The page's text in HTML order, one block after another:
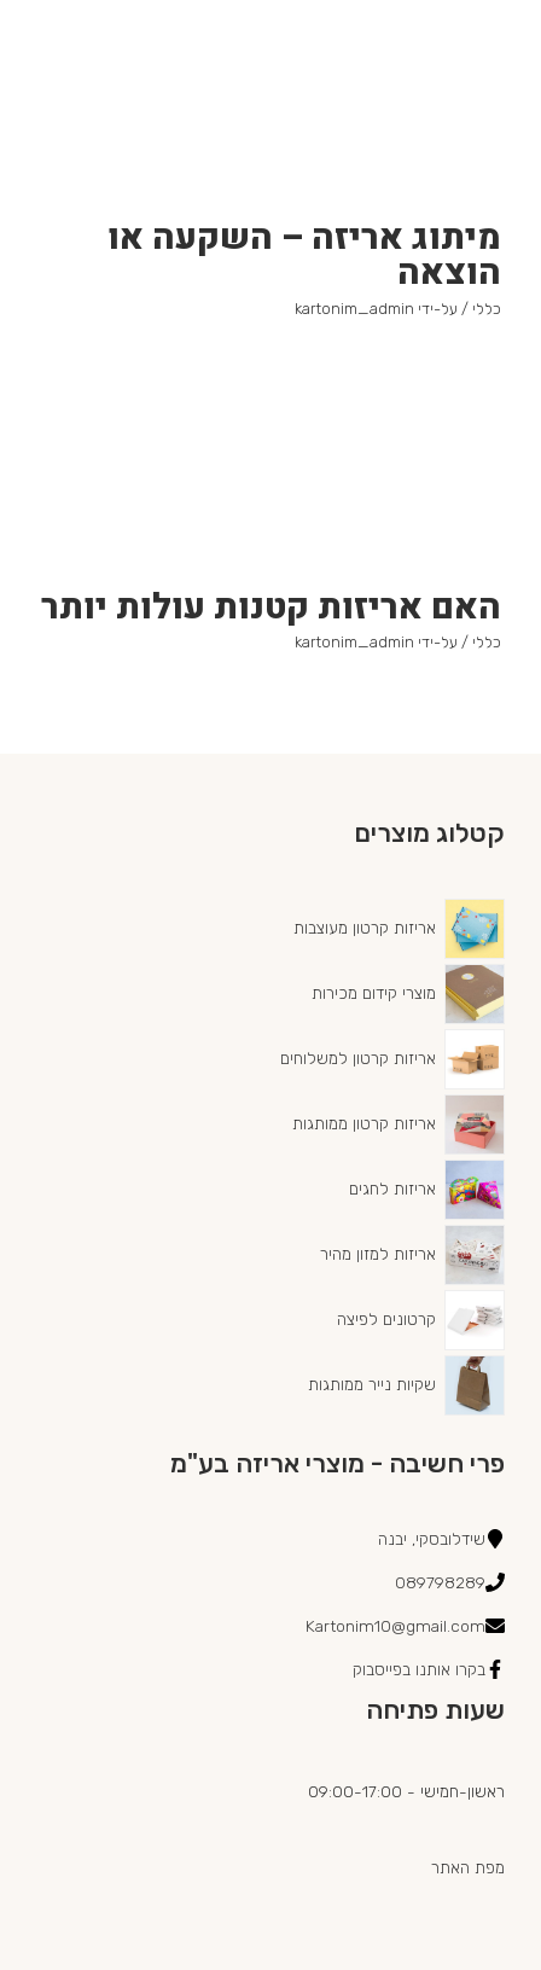
מיתוג אריזה – השקעה או
הוצאה
כללי / על-ידי kartonim_admin
האם אריזות קטנות עולות יותר
כללי / על-ידי kartonim_admin
קטלוג מוצרים
אריזות קרטון מעוצבות
מוצרי קידום מכירות
אריזות קרטון למשלוחים
אריזות קרטון ממותגות
אריזות לחגים
אריזות למזון מהיר
קרטונים לפיצה
שקיות נייר ממותגות
פרי חשיבה - מוצרי אריזה בע"מ
שידלובסקי, יבנה
089798289
Kartonim10@gmail.com
בקרו אותנו בפייסבוק
שעות פתיחה
ראשון-חמישי - 09:00-17:00
מפת האתר